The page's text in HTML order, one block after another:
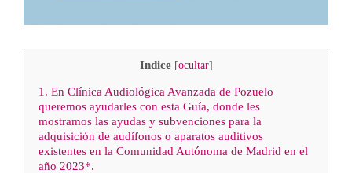
Indice [ocultar]
1. En Clínica Audiológica Avanzada de Pozuelo
queremos ayudarles con esta Guía, donde les
mostramos las ayudas y subvenciones para la
adquisición de audífonos o aparatos auditivos
existentes en la Comunidad Autónoma de Madrid en el
año 2023*.